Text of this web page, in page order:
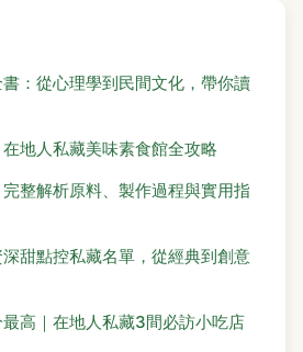
：從心理學到民間文化，帶你讀
地人私藏美味素食館全攻略
整解析原料、製作過程與實用指
甜點控私藏名單，從經典到創意
高｜在地人私藏3間必訪小吃店